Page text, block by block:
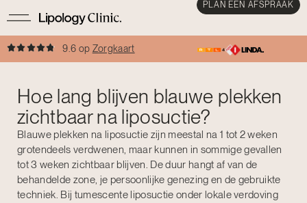
PLAN EEN AFSPRAAK
9.6 op Zorgkaart
Hoe lang blijven blauwe plekken
zichtbaar na liposuctie?
Blauwe plekken na liposuctie zijn meestal na 1 tot 2 weken
grotendeels verdwenen, maar kunnen in sommige gevallen
tot 3 weken zichtbaar blijven. De duur hangt af van de
behandelde zone, je persoonlijke genezing en de gebruikte
techniek. Bij tumescente liposuctie onder lokale verdoving